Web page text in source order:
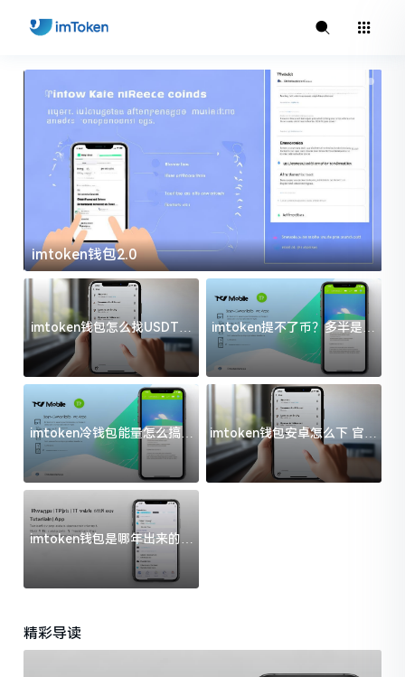
imtoken钱包2.0
imtoken钱包怎么找USDT地
址？三步搞定不踩坑
imtoken提不了币？多半是这
几件事没处理好
imtoken冷钱包能量怎么搞？
过来人告诉你门道
imtoken钱包安卓怎么下 官方
渠道避坑指南
imtoken钱包是哪年出来的？
一文给你说清楚
精彩导读